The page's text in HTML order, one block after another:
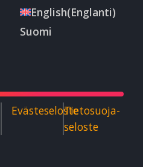
English(Englanti)
Suomi
EvästeselosteTietosuoja­
seloste